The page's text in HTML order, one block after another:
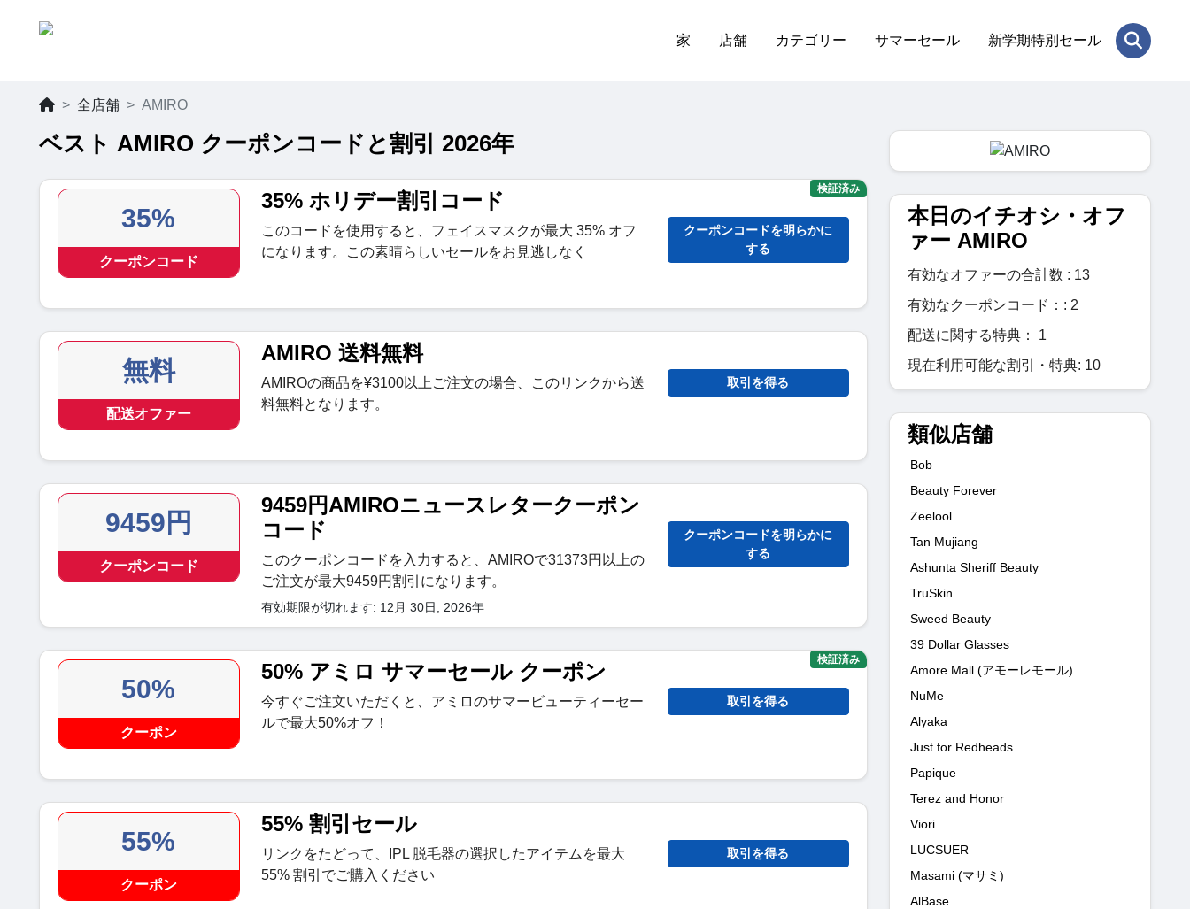
家 店舗 カテゴリー サマーセール 新学期特別セール
全店舗 AMIRO
ベスト AMIRO クーポンコードと割引 2026年
35%
クーポンコード
35% ホリデー割引コード
このコードを使用すると、フェイスマスクが最大 35% オフ
になります。この素晴らしいセールをお見逃しなく
クーポンコードを明らかに
する
検証済み
無料
配送オファー
AMIRO 送料無料
AMIROの商品を¥3100以上ご注文の場合、このリンクから送
料無料となります。
取引を得る
9459円
クーポンコード
9459円AMIROニュースレタークーポン
コード
このクーポンコードを入力すると、AMIROで31373円以上の
ご注文が最大9459円割引になります。
有効期限が切れます: 12月 30日, 2026年
クーポンコードを明らかに
する
50%
クーポン
50% アミロ サマーセール クーポン
今すぐご注文いただくと、アミロのサマービューティーセー
ルで最大50%オフ！
取引を得る
検証済み
55%
クーポン
55% 割引セール
リンクをたどって、IPL 脱毛器の選択したアイテムを最大
55% 割引でご購入ください
取引を得る
本日のイチオシ・オフ
ァー AMIRO
有効なオファーの合計数 : 13
有効なクーポンコード：: 2
配送に関する特典： 1
現在利用可能な割引・特典: 10
類似店舗
Bob
Beauty Forever
Zeelool
Tan Mujiang
Ashunta Sheriff Beauty
TruSkin
Sweed Beauty
39 Dollar Glasses
Amore Mall (アモーレモール)
NuMe
Alyaka
Just for Redheads
Papique
Terez and Honor
Viori
LUCSUER
Masami (マサミ)
AlBase